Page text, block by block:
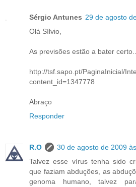
Sérgio Antunes 29 de agosto
Olá Sílvio,
As previsões estão a bater certo....
http://tsf.sapo.pt/PaginaInicial/
content_id=1347778
Abraço
Responder
R.O
30 de agosto de 2009
Talvez esse vírus tenha sido
que faziam abduções, as
genoma humano, talvez